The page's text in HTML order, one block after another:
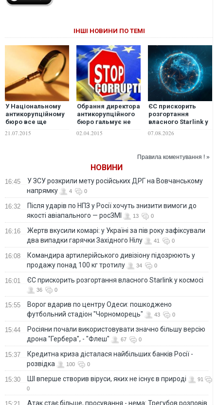
ІНШІ НОВИНИ ПО ТЕМІ
У Національному
антикорупційному
бюро все ще
кандидата на
21.07.2015
Обрання директора
антикорупційного
бюро гальмує не
– Захаров
02.04.2015
ЄС прискорить
розгортання
власного Starlink у
07.08.2026
Правила коментування ! »
НОВИНИ
16:45
У ЗСУ розкрили мету російських ДРГ на Вовчанському
напрямку
4 0
16:32
Після ударів по НПЗ у Росії хочуть знизити вимоги до
якості авіапального — росЗМІ
13 0
16:16
Жертв вкусили комарі: у Україні за пів року зафіксували
два випадки гарячки Західного Нілу
41 0
16:08
Командира артилерійського дивізіону підозрюють у
продажу понад 100 кг тротилу
34 0
16:01 ЄС прискорить розгортання власного Starlink у космосі
36 0
15:55
Ворог вдарив по центру Одеси: пошкоджено
футбольний стадіон "Чорноморець"
43 0
15:44
Росіяни почали використовувати значно більшу версію
дрона "Гербера", - "Флеш"
67 0
15:37
Кредитна криза дісталася найбільших банків Росії -
розвідка
100 0
15:30 ШІ вперше створив віруси, яких не існує в природі
91
0
Атак стає більше, просування - нема: Трегубов розповів